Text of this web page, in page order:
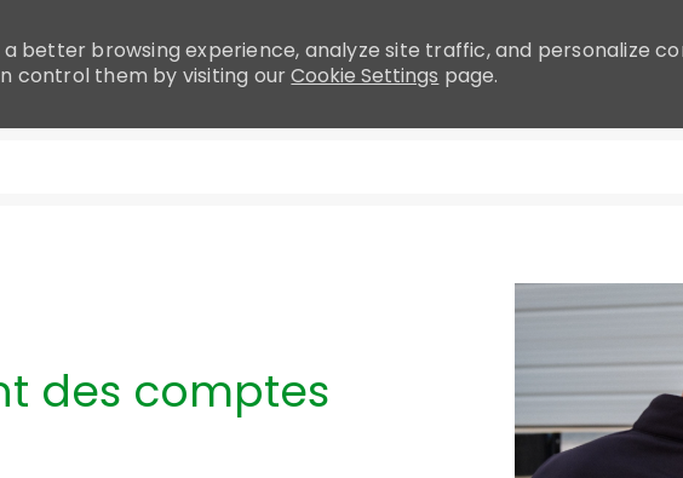
better browsing experience, analyze site traffic, and personalize
control them by visiting ourCookie Settings page.
des comptes